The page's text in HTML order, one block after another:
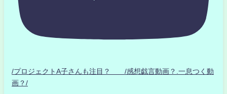
/プロジェクトA子さんも注目？ /感想戯言動画？.一息つく動
画？/